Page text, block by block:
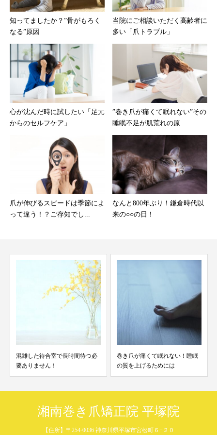
知ってましたか？”骨がもろく
なる”原因
当院にご相談いただく高齢者に
多い「爪トラブル」
心が沈んだ時に試したい「足元
からのセルフケア」
”巻き爪が痛くて眠れない”その
睡眠不足が肌荒れの原...
爪が伸びるスピードは季節によ
って違う！？ご存知でし...
なんと800年ぶり！鎌倉時代以
来の○○の日！
巻き爪が痛くて眠れない！睡眠
の質を上げるためには
すぐに痛みが無くなり助かりま
した【お客様の声】
湘南巻き爪矯正院 平塚院
【住所】〒254-0036 神奈川県平塚市宮松町６−２０